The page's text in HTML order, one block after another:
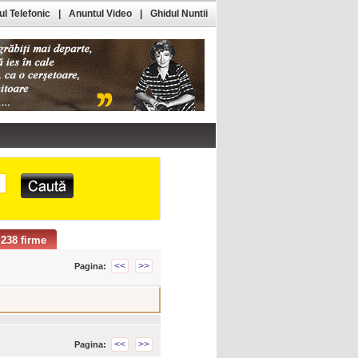
238 firme
Pagina: << >>
Pagina: << >>
Telefonic Anuntul Video Ghidul Nuntii